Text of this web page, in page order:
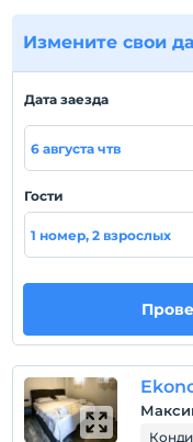
Bozcaada'da
Пляж
Политики
Время выезда
До 12:00
Домашние
Домашние
Измените свои
Дата заезда
6 августа чтв
Гости
1 номер, 2 взрослых